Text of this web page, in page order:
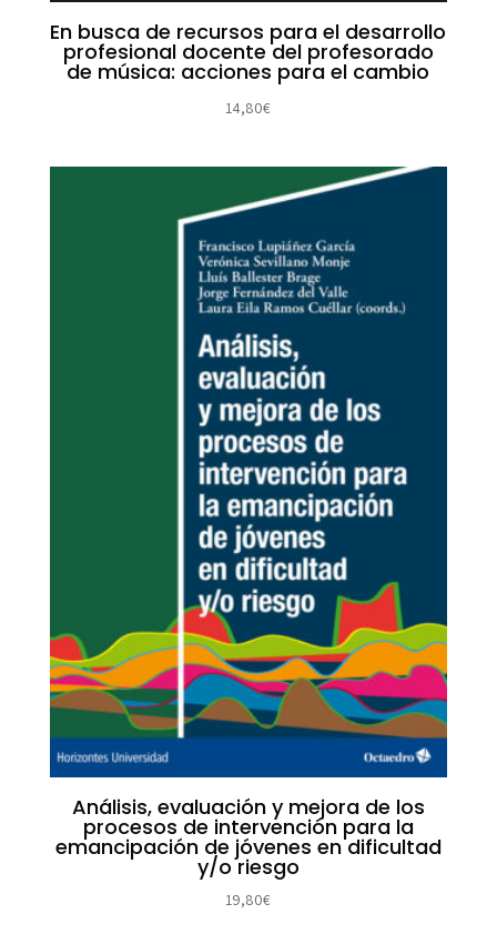
En busca de recursos para el desarrollo
profesional docente del profesorado
de música: acciones para el cambio
14,80€
Análisis, evaluación y mejora de los
procesos de intervención para la
emancipación de jóvenes en dificultad
y/o riesgo
19,80€